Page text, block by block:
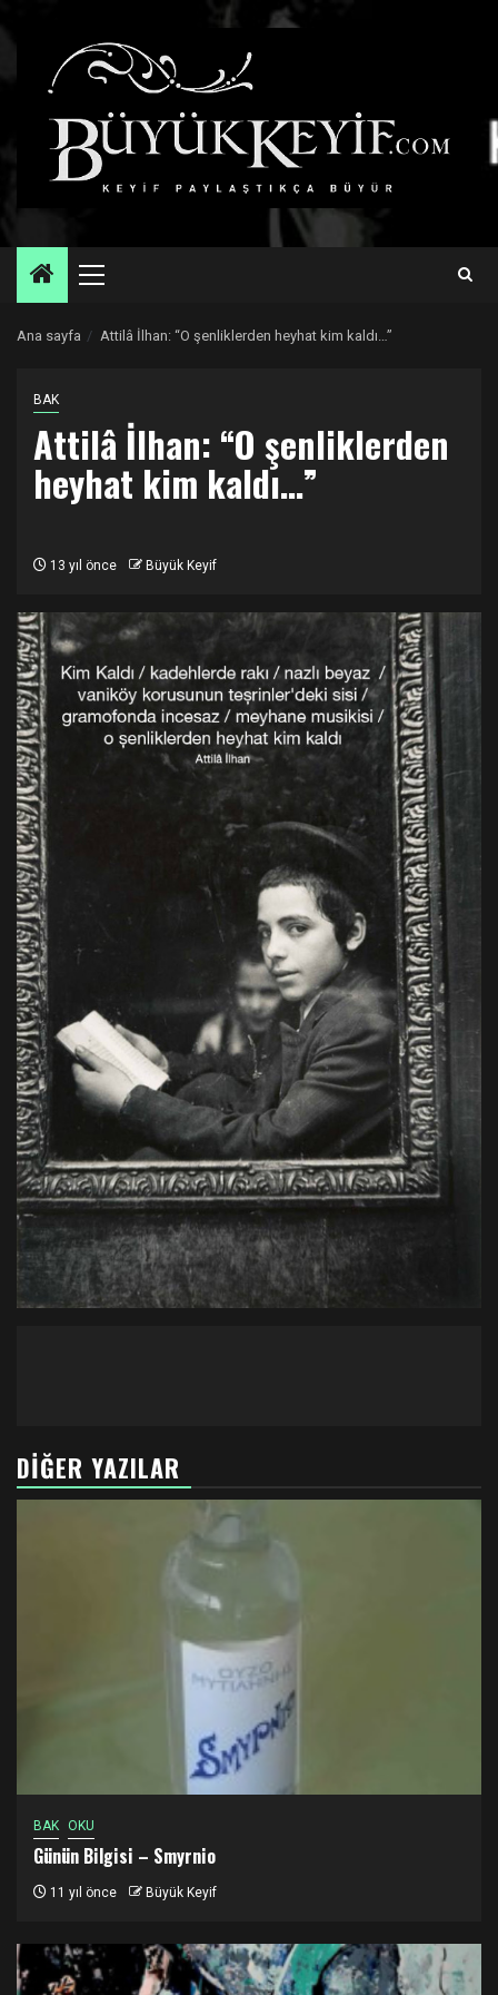
Primary
Ana sayfa Attilâ İlhan: “O şenliklerden heyhat kim kaldı…”
BAK
Attilâ İlhan: “O şenliklerden
heyhat kim kaldı…”
13 yıl önce Büyük Keyif
DIĞER YAZILAR
BAK OKU
Günün Bilgisi – Smyrnio
11 yıl önce Büyük Keyif